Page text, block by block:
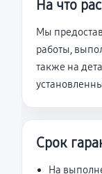
На что
Мы
работы,
также на
Срок
На